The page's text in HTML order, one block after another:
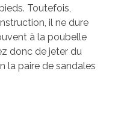
Toutefois,
il ne dure
à la poubelle
donc de jeter du
la paire de sandales